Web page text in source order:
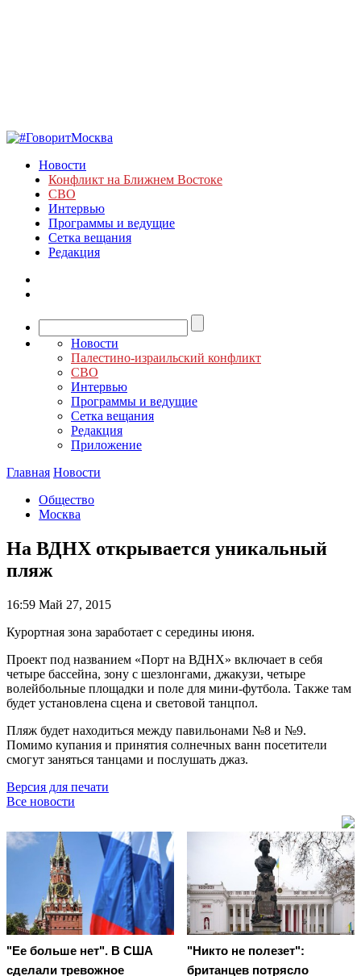
Новости
Конфликт на Ближнем Востоке
СВО
Интервью
Программы и ведущие
Сетка вещания
Редакция
Новости
Палестино-израильский конфликт
СВО
Интервью
Программы и ведущие
Сетка вещания
Редакция
Приложение
Главная Новости
Общество
Москва
На ВДНХ открывается уникальный
пляж
16:59 Май 27, 2015
Курортная зона заработает с середины июня.
Проект под названием «Порт на ВДНХ» включает в себя
четыре бассейна, зону с шезлонгами, джакузи, четыре
волейбольные площадки и поле для мини-футбола. Также там
будет установлена сцена и световой танцпол.
Пляж будет находиться между павильонами №8 и №9.
Помимо купания и принятия солнечных ванн посетители
смогут заняться танцами и послушать джаз.
Версия для печати
Все новости
"Ее больше нет". В США
сделали тревожное
"Никто не полезет":
британцев потрясло